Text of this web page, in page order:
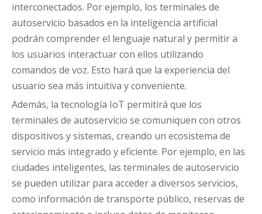
interconectados. Por ejemplo, los terminales de
autoservicio basados ​​en la inteligencia artificial
podrán comprender el lenguaje natural y permitir a
los usuarios interactuar con ellos utilizando
comandos de voz. Esto hará que la experiencia del
usuario sea más intuitiva y conveniente.
Además, la tecnología IoT permitirá que los
terminales de autoservicio se comuniquen con otros
dispositivos y sistemas, creando un ecosistema de
servicio más integrado y eficiente. Por ejemplo, en las
ciudades inteligentes, las terminales de autoservicio
se pueden utilizar para acceder a diversos servicios,
como información de transporte público, reservas de